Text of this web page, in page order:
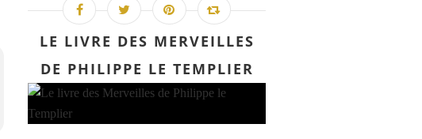
LE LIVRE DES MERVEILLES
DE PHILIPPE LE TEMPLIER